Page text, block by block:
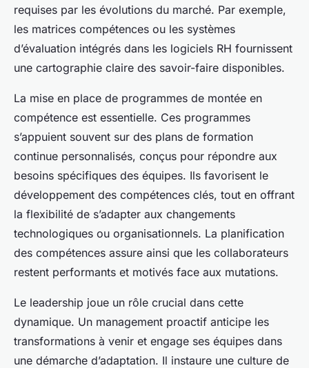
requises par les évolutions du marché. Par exemple,
les matrices compétences ou les systèmes
d’évaluation intégrés dans les logiciels RH fournissent
une cartographie claire des savoir-faire disponibles.
La mise en place de programmes de montée en
compétence est essentielle. Ces programmes
s’appuient souvent sur des plans de formation
continue personnalisés, conçus pour répondre aux
besoins spécifiques des équipes. Ils favorisent le
développement des compétences clés, tout en offrant
la flexibilité de s’adapter aux changements
technologiques ou organisationnels. La planification
des compétences assure ainsi que les collaborateurs
restent performants et motivés face aux mutations.
Le leadership joue un rôle crucial dans cette
dynamique. Un management proactif anticipe les
transformations à venir et engage ses équipes dans
une démarche d’adaptation. Il instaure une culture de